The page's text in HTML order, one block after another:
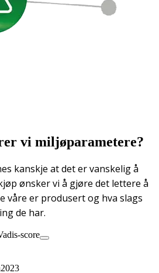
vi miljøparametere?
kanskje at det er vanskelig å
ønsker vi å gjøre det lettere å
våre er produsert og hva slags
de har.
score
2023